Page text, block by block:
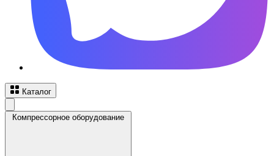
Каталог
Компрессорное оборудование